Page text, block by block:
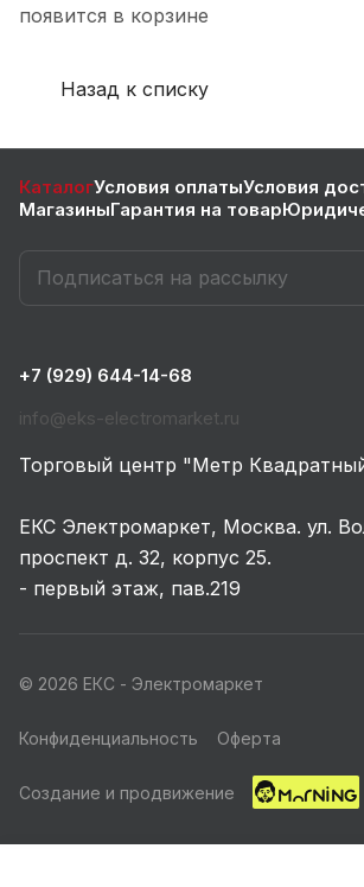
появится в корзине
Назад к списку
КаталогУсловия оплатыУсловия
МагазиныГарантия на товар
+7 (929) 644-14-68
info@eks-electromarket.ru
Торговый центр "Метр
ЕКС Электромаркет, Москва. ул.
проспект д. 32, корпус 25.
- первый этаж, пав.219
© 2026 ЕКС - Электромаркет
Конфиденциальность Оферта
Создание и продвижение